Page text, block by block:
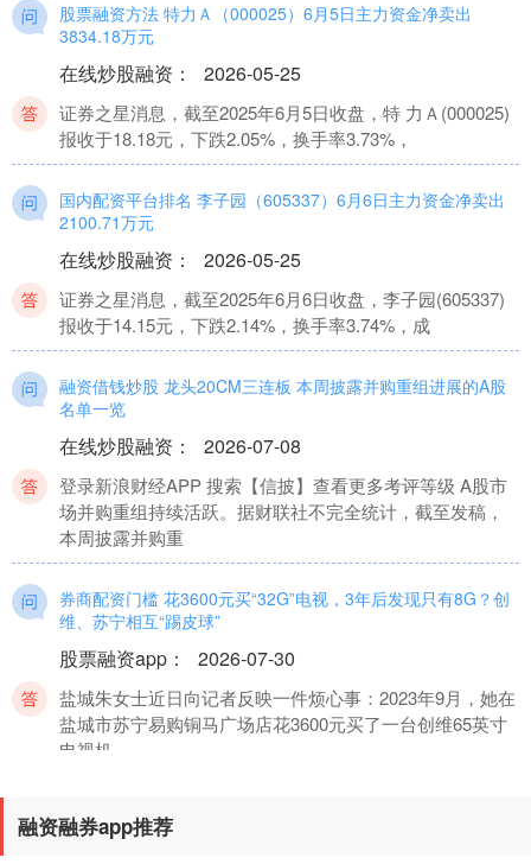
股票融资方法 特力Ａ（000025）6月5日主力资金净卖出
3834.18万元
在线炒股融资 ： 2026-05-25
证券之星消息，截至2025年6月5日收盘，特 力Ａ(000025)
报收于18.18元，下跌2.05%，换手率3.73%，
国内配资平台排名 李子园（605337）6月6日主力资金净卖出
2100.71万元
在线炒股融资 ： 2026-05-25
证券之星消息，截至2025年6月6日收盘，李子园(605337)
报收于14.15元，下跌2.14%，换手率3.74%，成
融资借钱炒股 龙头20CM三连板 本周披露并购重组进展的A股
名单一览
在线炒股融资 ： 2026-07-08
登录新浪财经APP 搜索【信披】查看更多考评等级 A股市
场并购重组持续活跃。据财联社不完全统计，截至发稿，
本周披露并购重
券商配资门槛 花3600元买“32G”电视，3年后发现只有8G？创
维、苏宁相互“踢皮球”
股票融资app ： 2026-07-30
盐城朱女士近日向记者反映一件烦心事：2023年9月，她在
盐城市苏宁易购铜马广场店花3600元买了一台创维65英寸
电视机，
股票可以用杠杆吗 天德钰：股东拟减持不超2.49%公司股份
在线炒股融资
融资融券app推荐